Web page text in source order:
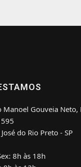
Gouveia Neto,
do Rio Preto - SP
8h às 18h